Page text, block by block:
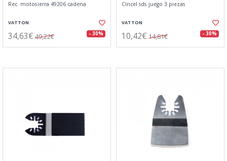
Rec. motosierra 49206 cadena
VATTON
34,63€ 49,22€ - 30%
Cincel sds juego 3 piezas
VATTON
10,42€ 14,81€ - 30%